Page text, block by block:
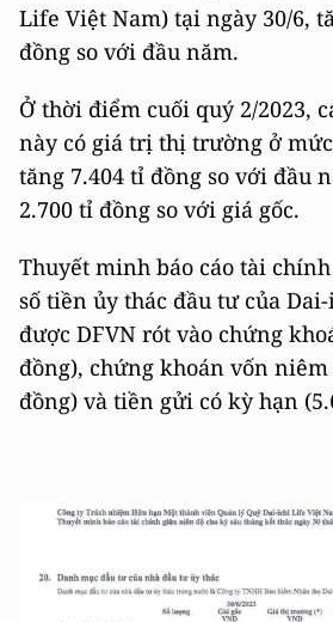
Life Việt Nam) tại ngày 30/6,
đồng so với đầu năm.
Ở thời điểm cuối quý 2/2023,
này có giá trị thị trường ở
tăng 7.404 tỉ đồng so với đầu
2.700 tỉ đồng so với giá gốc.
Thuyết minh báo cáo tài
số tiền ủy thác đầu tư của
được DFVN rót vào chứng
đồng), chứng khoán vốn niêm
đồng) và tiền gửi có kỳ hạn